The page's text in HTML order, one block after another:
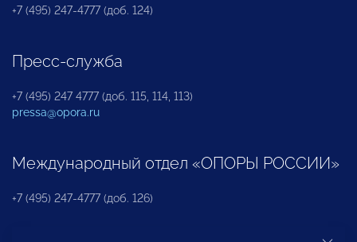
+7 (495) 247-4777 (доб. 124)
Пресс-служба
+7 (495) 247 4777 (доб. 115, 114, 113)
pressa@opora.ru
Международный отдел «ОПОРЫ РОССИИ»
+7 (495) 247-4777 (доб. 126)